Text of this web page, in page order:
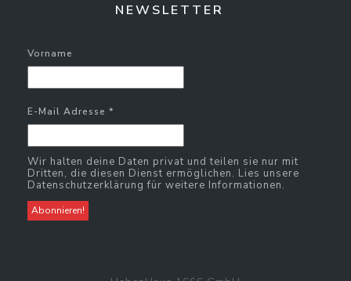
NEWSLETTER
Vorname
E-Mail Adresse *
Wir halten deine Daten privat und teilen sie nur mit
Dritten, die diesen Dienst ermöglichen. Lies unsere
Datenschutzerklärung für weitere Informationen.